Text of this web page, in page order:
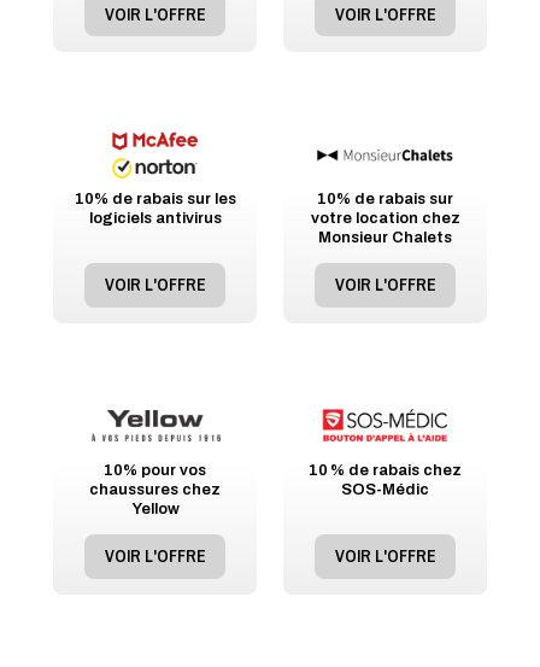
VOIR L'OFFRE VOIR L'OFFRE
10% de rabais sur les
logiciels antivirus
VOIR L'OFFRE
10% de rabais sur
votre location chez
Monsieur Chalets
VOIR L'OFFRE
10% pour vos
chaussures chez
Yellow
VOIR L'OFFRE
10 % de rabais chez
SOS-Médic
VOIR L'OFFRE